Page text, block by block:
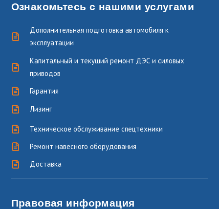
Ознакомьтесь с нашими услугами
Дополнительная подготовка автомобиля к
эксплуатации
Капитальный и текущий ремонт ДЭС и силовых
приводов
Гарантия
Лизинг
Техническое обслуживание спецтехники
Ремонт навесного оборудования
Доставка
Правовая информация